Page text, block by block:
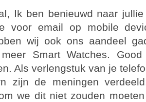
Ik ben benieuwd naar
voor email op mobile
wij ook ons aandeel
Smart Watches.
Als verlengstuk van je
zijn de meningen
we dit niet zouden